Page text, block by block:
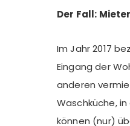
Der Fall:
Im Jahr 2017
Eingang der
anderen
Waschküche,
können (nur)